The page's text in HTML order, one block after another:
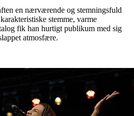
en nærværende og stemningsfuld
stemme, varme
fik han hurtigt publikum med sig
atmosfære.